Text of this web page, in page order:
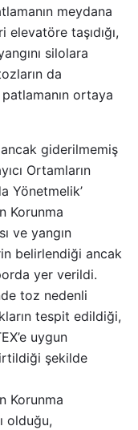
meydana
taşıdığı,
silolara
da
ortaya
giderilmemiş
Ortamların
Yönetmelik’
Korunma
ve yangın
belirlendiği ancak
yer verildi.
toz nedenli
tespit edildiği,
uygun
şekilde
Korunma
olduğu,